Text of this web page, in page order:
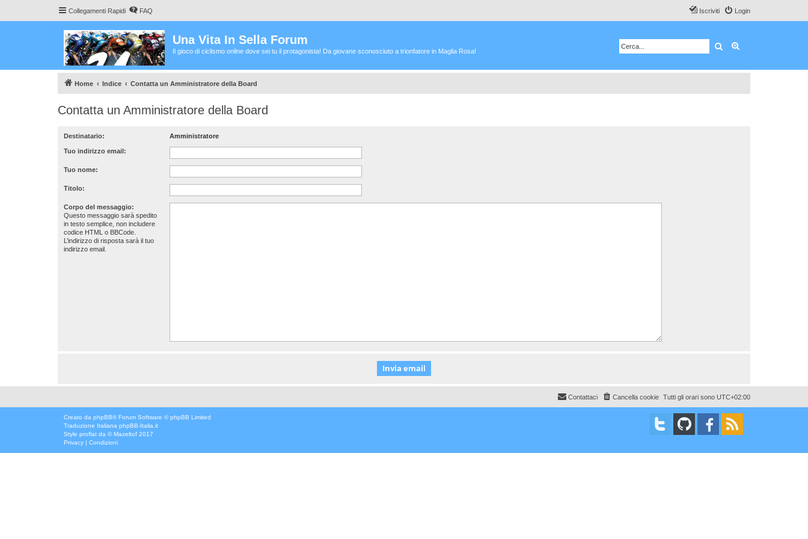
Collegamenti Rapidi FAQ Login
Iscriviti
Una Vita In Sella Forum
Il gioco di ciclismo online dove sei tu il protagonista! Da giovane sconosciuto a trionfatore in Maglia Rosa! Cerca
Home Indice Contatta un Amministratore della Board
Contatta un Amministratore della Board
Destinatario: Amministratore
Tuo indirizzo email:
Tuo nome:
Titolo:
Corpo del messaggio:
Questo messaggio sarà spedito
in testo semplice, non includere
codice HTML o BBCode.
L’indirizzo di risposta sarà il tuo
indirizzo email.
Tutti gli orari sono UTC+02:00
Cancella cookie
Contattaci
Creato da phpBB® Forum Software © phpBB Limited
Traduzione Italiana phpBB-Italia.it
Style proflat da ©Mazeltof 2017
Privacy | Condizioni